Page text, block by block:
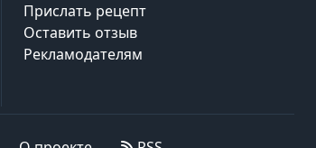
Прислать рецепт
Оставить отзыв
Рекламодателям